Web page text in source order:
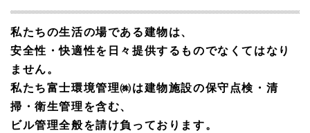
私たちの生活の場である建物は、
安全性・快適性を日々提供するものでなくてはなり
ません。
私たち富士環境管理㈱は建物施設の保守点検・清
掃・衛生管理を含む、
ビル管理全般を請け負っております。